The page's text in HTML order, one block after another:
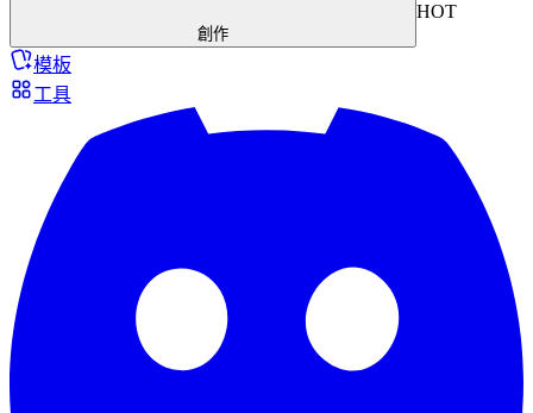
創作
HOT
模板
工具